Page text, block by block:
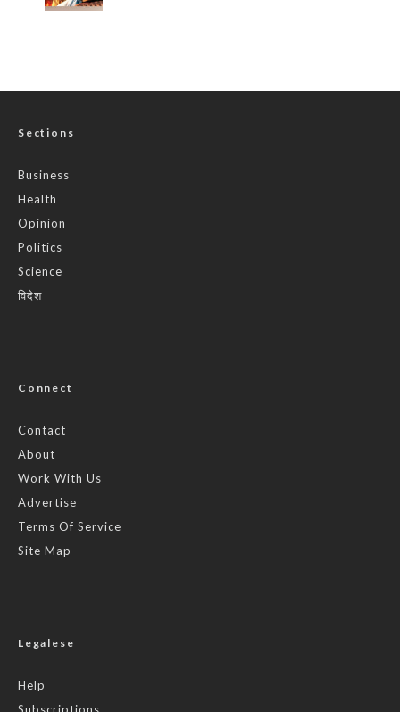
Sections
Business
Health
Opinion
Politics
Science
विदेश
Connect
Contact
About
Work With Us
Advertise
Terms Of Service
Site Map
Legalese
Help